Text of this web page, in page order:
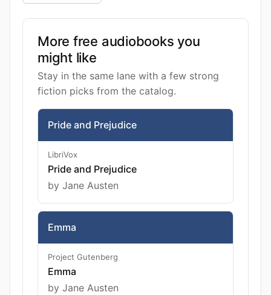
More free audiobooks you
might like
Stay in the same lane with a few strong
fiction picks from the catalog.
Pride and Prejudice
LibriVox
Pride and Prejudice
by Jane Austen
Emma
Project Gutenberg
Emma
by Jane Austen